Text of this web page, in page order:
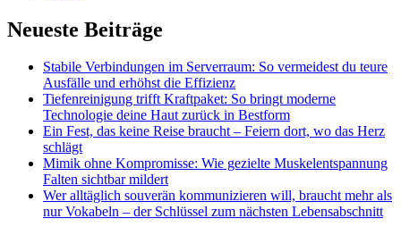
Neueste Beiträge
Stabile Verbindungen im Serverraum: So vermeidest du teure
Ausfälle und erhöhst die Effizienz
Tiefenreinigung trifft Kraftpaket: So bringt moderne
Technologie deine Haut zurück in Bestform
Ein Fest, das keine Reise braucht – Feiern dort, wo das Herz
schlägt
Mimik ohne Kompromisse: Wie gezielte Muskelentspannung
Falten sichtbar mildert
Wer alltäglich souverän kommunizieren will, braucht mehr als
nur Vokabeln – der Schlüssel zum nächsten Lebensabschnitt